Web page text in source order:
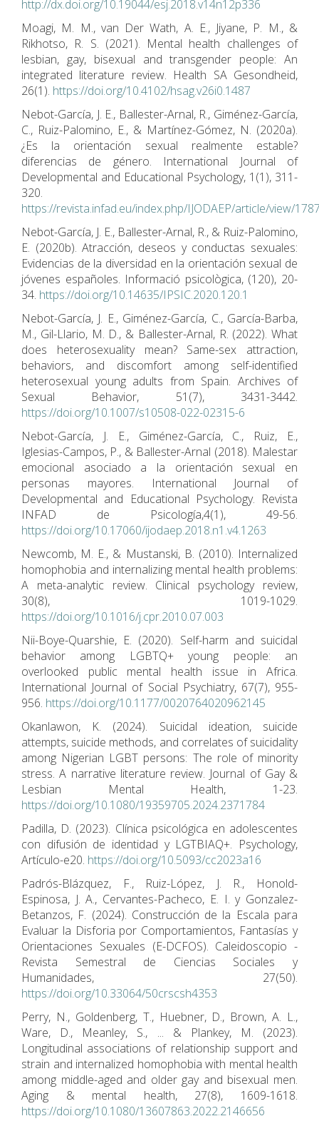
http://dx.doi.org/10.19044/esj.2018.v14n12p336
Moagi, M. M., van Der Wath, A. E., Jiyane, P. M., &
Rikhotso, R. S. (2021). Mental health challenges of
lesbian, gay, bisexual and transgender people: An
integrated literature review. Health SA Gesondheid,
26(1). https://doi.org/10.4102/hsag.v26i0.1487
Nebot-García, J. E., Ballester-Arnal, R., Giménez-García,
C., Ruiz-Palomino, E., & Martínez-Gómez, N. (2020a).
¿Es la orientación sexual realmente estable?
diferencias de género. International Journal of
Developmental and Educational Psychology, 1(1), 311-
320.
https://revista.infad.eu/index.php/IJODAEP/article/view/
Nebot-García, J. E., Ballester-Arnal, R., & Ruiz-Palomino,
E. (2020b). Atracción, deseos y conductas sexuales:
Evidencias de la diversidad en la orientación sexual de
jóvenes españoles. Informació psicològica, (120), 20-
34. https://doi.org/10.14635/IPSIC.2020.120.1
Nebot-García, J. E., Giménez-García, C., García-Barba,
M., Gil-Llario, M. D., & Ballester-Arnal, R. (2022). What
does heterosexuality mean? Same-sex attraction,
behaviors, and discomfort among self-identified
heterosexual young adults from Spain. Archives of
Sexual Behavior, 51(7), 3431-3442.
https://doi.org/10.1007/s10508-022-02315-6
Nebot-García, J. E., Giménez-García, C., Ruiz, E.,
Iglesias-Campos, P., & Ballester-Arnal (2018). Malestar
emocional asociado a la orientación sexual en
personas mayores. International Journal of
Developmental and Educational Psychology. Revista
INFAD de Psicología,4(1), 49-56.
https://doi.org/10.17060/ijodaep.2018.n1.v4.1263
Newcomb, M. E., & Mustanski, B. (2010). Internalized
homophobia and internalizing mental health problems:
A meta-analytic review. Clinical psychology review,
30(8), 1019-1029.
https://doi.org/10.1016/j.cpr.2010.07.003
Nii-Boye-Quarshie, E. (2020). Self-harm and suicidal
behavior among LGBTQ+ young people: an
overlooked public mental health issue in Africa.
International Journal of Social Psychiatry, 67(7), 955-
956. https://doi.org/10.1177/0020764020962145
Okanlawon, K. (2024). Suicidal ideation, suicide
attempts, suicide methods, and correlates of suicidality
among Nigerian LGBT persons: The role of minority
stress. A narrative literature review. Journal of Gay &
Lesbian Mental Health, 1-23.
https://doi.org/10.1080/19359705.2024.2371784
Padilla, D. (2023). Clínica psicológica en adolescentes
con difusión de identidad y LGTBIAQ+. Psychology,
Artículo-e20. https://doi.org/10.5093/cc2023a16
Padrós-Blázquez, F., Ruiz-López, J. R., Honold-
Espinosa, J. A., Cervantes-Pacheco, E. I. y Gonzalez-
Betanzos, F. (2024). Construcción de la Escala para
Evaluar la Disforia por Comportamientos, Fantasías y
Orientaciones Sexuales (E-DCFOS). Caleidoscopio -
Revista Semestral de Ciencias Sociales y
Humanidades, 27(50).
https://doi.org/10.33064/50crscsh4353
Perry, N., Goldenberg, T., Huebner, D., Brown, A. L.,
Ware, D., Meanley, S., ... & Plankey, M. (2023).
Longitudinal associations of relationship support and
strain and internalized homophobia with mental health
among middle-aged and older gay and bisexual men.
Aging & mental health, 27(8), 1609-1618.
https://doi.org/10.1080/13607863.2022.2146656